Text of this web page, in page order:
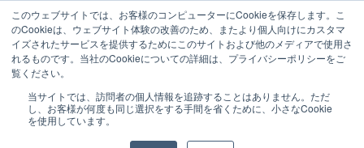
このウェブサイトでは、お客様のコンピューターにCookieを保存します。こ
のCookieは、ウェブサイト体験の改善のため、またより個人向けにカスタマ
イズされたサービスを提供するためにこのサイトおよび他のメディアで使用さ
れるものです。当社のCookieについての詳細は、プライバシーポリシーをご
覧ください。
当サイトでは、訪問者の個人情報を追跡することはありません。ただ
し、お客様が何度も同じ選択をする手間を省くために、小さなCookie
を使用しています。
設計・グラフィックデザインを手掛けた